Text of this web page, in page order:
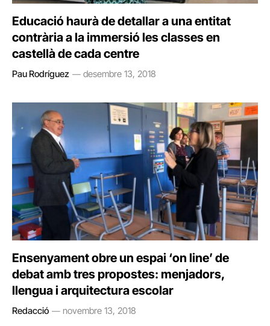
Educació haurà de detallar a una entitat
contrària a la immersió les classes en
castellà de cada centre
Pau Rodríguez desembre 13, 2018
Ensenyament obre un espai ‘on line’ de
debat amb tres propostes: menjadors,
llengua i arquitectura escolar
Redacció novembre 13, 2018